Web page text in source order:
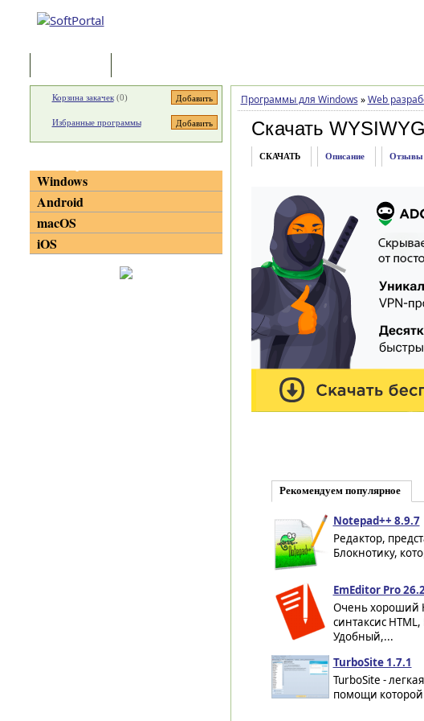
Программы для Windows » Web
Скачать
СКАЧАТЬ Описание Отзывы
Рекомендуем популярное
Notepad++ 8.9.7
Редактор,
Блокнотику,
EmEditor Pro
Очень хороший
синтаксис HTML,
Удобный,...
TurboSite 1.7.1
TurboSite -
помощи которой
Корзина закачек(0)
Избранные программы
Windows
Android
macOS
iOS